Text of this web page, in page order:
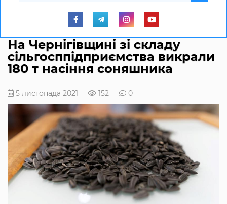
На Чернігівщині зі складу
сільгосппідприємства викрали
180 т насіння соняшника
5 листопада 2021 152 0